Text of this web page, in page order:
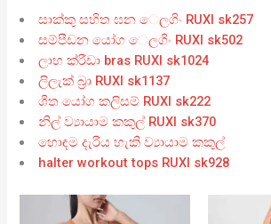
සාක්කු සහිත ඝන ෙලගිං RUXI sk257
සම්පීඩන යෝග ෙලගිං RUXI sk502
ලාභ ක්රීඩා bras RUXI sk1024
ලිලැක් බ්‍රා RUXI sk1137
ශීත යෝග කලිසම් RUXI sk222
නිල් ව්‍යායාම කකුල් RUXI sk370
හොඳම දැරිය හැකි ව්‍යායාම කකුල්
halter workout tops RUXI sk928